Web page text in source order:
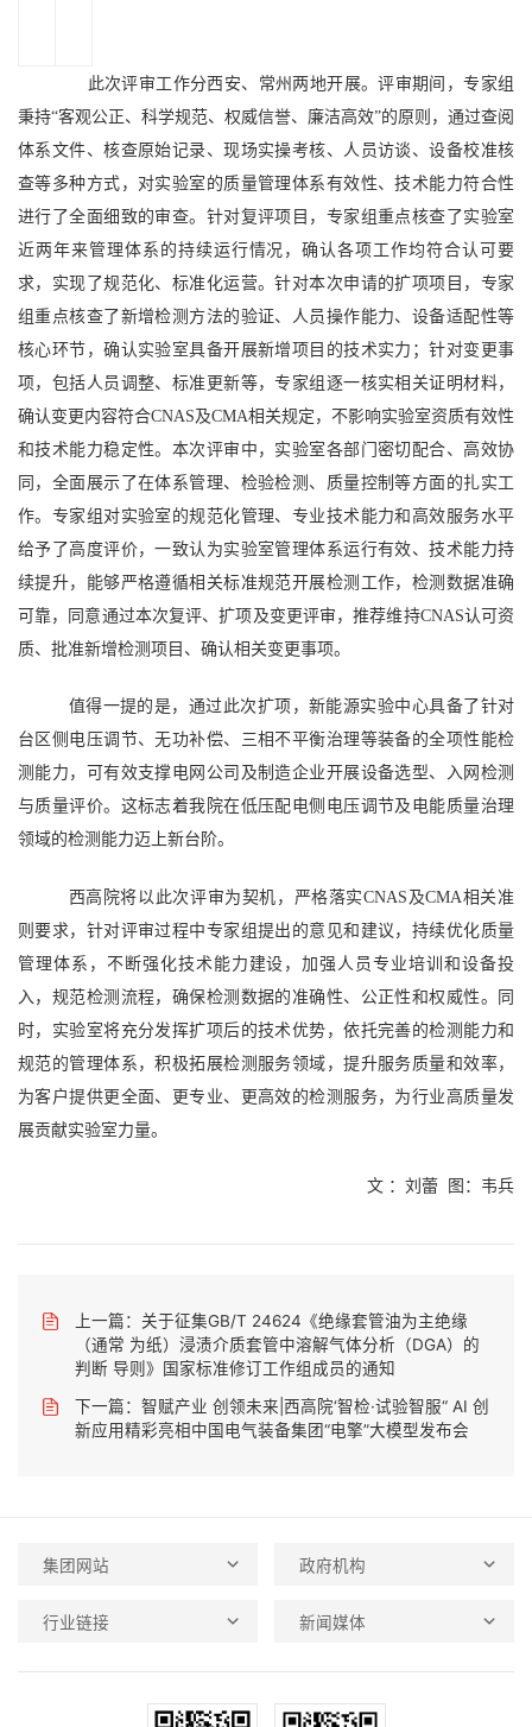
此次评审工作分西安、常州两地开展。评审期间，专家组
秉持“客观公正、科学规范、权威信誉、廉洁高效”的原则，通过查阅
体系文件、核查原始记录、现场实操考核、人员访谈、设备校准核
查等多种方式，对实验室的质量管理体系有效性、技术能力符合性
进行了全面细致的审查。针对复评项目，专家组重点核查了实验室
近两年来管理体系的持续运行情况，确认各项工作均符合认可要
求，实现了规范化、标准化运营。针对本次申请的扩项项目，专家
组重点核查了新增检测方法的验证、人员操作能力、设备适配性等
核心环节，确认实验室具备开展新增项目的技术实力；针对变更事
项，包括人员调整、标准更新等，专家组逐一核实相关证明材料，
确认变更内容符合CNAS及CMA相关规定，不影响实验室资质有效性
和技术能力稳定性。本次评审中，实验室各部门密切配合、高效协
同，全面展示了在体系管理、检验检测、质量控制等方面的扎实工
作。专家组对实验室的规范化管理、专业技术能力和高效服务水平
给予了高度评价，一致认为实验室管理体系运行有效、技术能力持
续提升，能够严格遵循相关标准规范开展检测工作，检测数据准确
可靠，同意通过本次复评、扩项及变更评审，推荐维持CNAS认可资
质、批准新增检测项目、确认相关变更事项。
值得一提的是， 通过此次扩项，新能源实验中心具备了针对
台区侧电压调节、无功补偿、三相不平衡治理等装备的全项性能检
测能力，可有效支撑电网公司及制造企业开展设备选型、入网检测
与质量评价。这标志着我院在低压配电侧电压调节及电能质量治理
领域的检测能力迈上新台阶。
西高院将以此次评审为契机，严格落实CNAS及CMA相关准
则要求，针对评审过程中专家组提出的意见和建议，持续优化质量
管理体系，不断强化技术能力建设，加强人员专业培训和设备投
入，规范检测流程，确保检测数据的准确性、公正性和权威性。同
时，实验室将充分发挥扩项后的技术优势，依托完善的检测能力和
规范的管理体系，积极拓展检测服务领域，提升服务质量和效率，
为客户提供更全面、更专业、更高效的检测服务，为行业高质量发
展贡献实验室力量。
文 ：刘蕾 图：韦兵
上一篇： 关于征集GB/T 24624《绝缘套管油为主绝缘
（通常 为纸）浸渍介质套管中溶解气体分析（DGA）的
判断 导则》国家标准修订工作组成员的通知
下一篇： 智赋产业 创领未来|西高院‘智检·试验智服“ AI 创
新应用精彩亮相中国电气装备集团“电擎”大模型发布会
集团网站 政府机构
行业链接 新闻媒体